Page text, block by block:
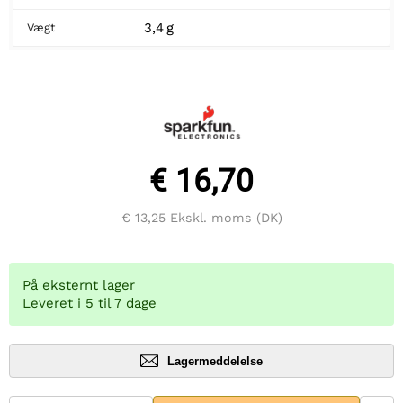
Vægt 3,4 g
€ 16,70
€ 13,25Ekskl. moms (DK)
På eksternt lager
Leveret i 5 til 7 dage
Lagermeddelelse